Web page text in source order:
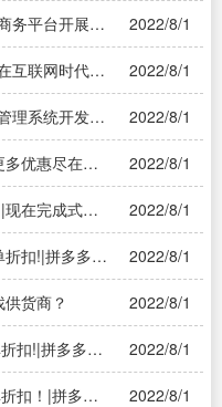
务平台开展跨
2022/8/1
互联网时代，
2022/8/1
理系统开发成
2022/8/1
优惠尽在淘
是什么？
2022/8/1
在完成式的
2022/8/1
扣!|拼多多售
宜吗？
2022/8/1
货商？ 2022/8/1
扣!|拼多多的
2022/8/1
扣！|拼多多
2022/8/1